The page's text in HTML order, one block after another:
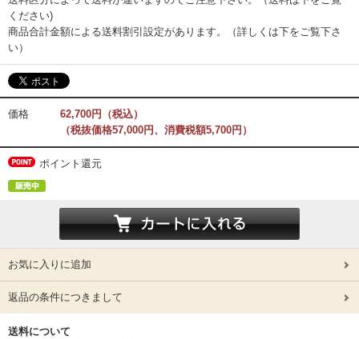
ください)
商品合計金額による送料割引設定があります。（詳しくは下をご覧下さ
い）
価格
62,700円（税込）
（税抜価格57,000円、消費税額5,700円）
ポイント還元
お気に入りに追加
返品の条件につきまして
送料について